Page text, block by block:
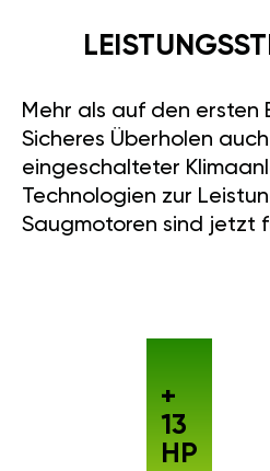
Mehr als auf den ersten
Sicheres Überholen
eingeschalteter
Technologien zur
Saugmotoren sind jetzt
+
13
HP